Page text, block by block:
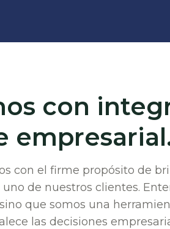
con
con el firme propósito de
de nuestros clientes.
que somos una
las decisiones